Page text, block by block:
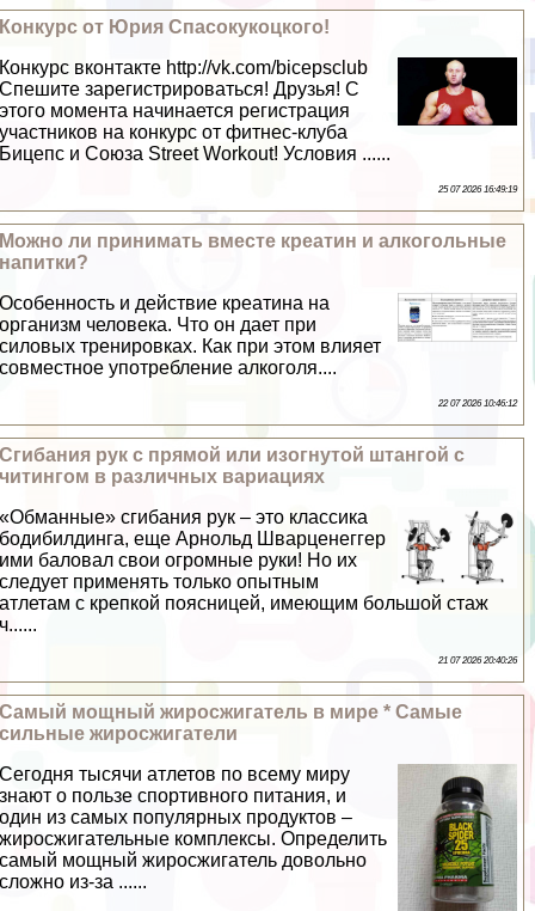
Конкурс от Юрия Спасокукоцкого!
Конкурс вконтакте http://vk.com/bicepsclub
Спешите зарегистрироваться! Друзья! С
этого момента начинается регистрация
участников на конкурс от фитнес-клуба
Бицепс и Союза Street Workout! Условия ......
25 07 2026 16:49:19
Можно ли принимать вместе креатин и алкогольные
напитки?
Особенность и действие креатина на
организм человека. Что он дает при
силовых тренировках. Как при этом влияет
совместное употрeбление алкоголя....
22 07 2026 10:46:12
Сгибания рук с прямой или изогнутой штангой с
читингом в различных вариациях
«Обманные» сгибания рук – это классика
бодибилдинга, еще Арнольд Шварценеггер
ими баловал свои огромные руки! Но их
следует применять только опытным
атлетам с крепкой поясницей, имеющим большой стаж
ч......
21 07 2026 20:40:26
Самый мощный жиросжигатель в мире * Самые
сильные жиросжигатели
Сегодня тысячи атлетов по всему миру
знают о пользе спортивного питания, и
один из самых популярных продуктов –
жиросжигательные комплексы. Определить
самый мощный жиросжигатель довольно
сложно из-за ......